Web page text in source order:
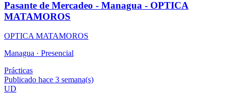
Pasante de Mercadeo - Managua - OPTICA
MATAMOROS
OPTICA MATAMOROS
Managua · Presencial
Prácticas
Publicado hace 3 semana(s)
UD